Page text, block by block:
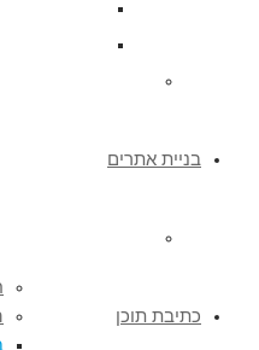
בניית אתרים
כתיבת תוכן